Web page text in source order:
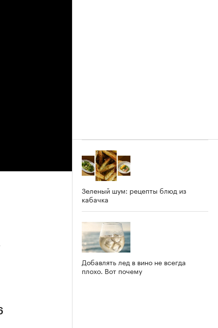
Зеленый шум: рецепты блюд из
кабачка
Добавлять лед в вино не всегда
плохо. Вот почему